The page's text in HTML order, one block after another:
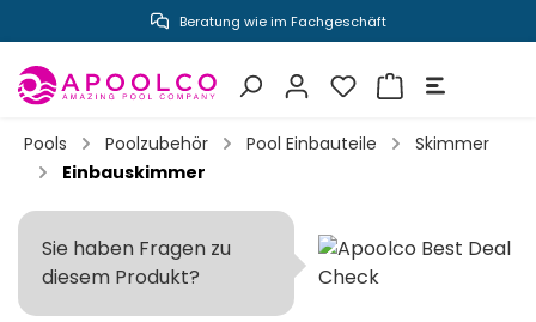
springen Beratung wie im Fachgeschäft
Pools Poolzubehör Pool Einbauteile
Skimmer
Einbauskimmer
Sie haben Fragen zu
diesem Produkt?